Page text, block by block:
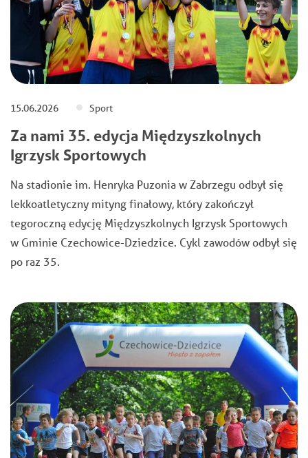
15.06.2026 Sport
Za nami 35. edycja Międzyszkolnych
Igrzysk Sportowych
Na stadionie im. Henryka Puzonia w Zabrzegu odbył się
lekkoatletyczny mityng finałowy, który zakończył
tegoroczną edycję Międzyszkolnych Igrzysk Sportowych
w Gminie Czechowice-Dziedzice. Cykl zawodów odbył się
po raz 35.